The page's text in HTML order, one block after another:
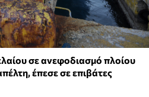
σε ανεφοδιασμό πλοίου
έπεσε σε επιβάτες